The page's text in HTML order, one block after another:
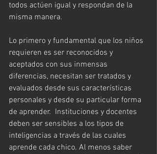
todos actúen igual y respondan de la
misma manera.
Lo primero y fundamental que los niños
requieren es ser reconocidos y
aceptados con sus inmensas
diferencias, necesitan ser tratados y
evaluados desde sus características
personales y desde su particular forma
de aprender.  Instituciones y docentes
deben ser sensibles a los tipos de
inteligencias a través de las cuales
aprende cada chico. Al menos saber